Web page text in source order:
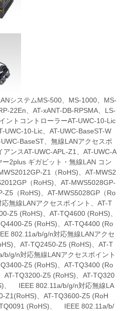
システムMS-500、MS-1000、MS-
22En、AT-xANT-DB-RPSMA、LS-
トコントローラーAT-UWC-10-Lic
UWC-10-Lic、AT-UWC-BaseST-W
BaseST、無線LANアクセスポ
ンスAT-UWC-APL-Z1、AT-UWC-A
2plus ギガビット・無線LAN コン
Z1（RoHS)、AT-MWS2
（RoHS)、AT-MWS5028GP-
Z5（RoHS)、AT-MWS5028GP（Ro
無線LANアクセスポイント、AT-T
Z5 (RoHS)、AT-TQ4600 (RoHS)、
Z5 (RoHS)、AT-TQ4400 (Ro
802.11a/b/g/n対応無線LANアクセ
、AT-TQ2450-Z5 (RoHS)、AT-T
b/g/n対応無線LANアクセスポイント
Z5 (RoHS)、AT-TQ3400 (Ro
AT-TQ3200-Z5 (RoHS)、AT-TQ320
、 IEEE 802.11a/b/g/n対応無線LA
Z1(RoHS)、AT-TQ3600-Z5 (RoH
(RoHS)、 IEEE 802.11a/b/